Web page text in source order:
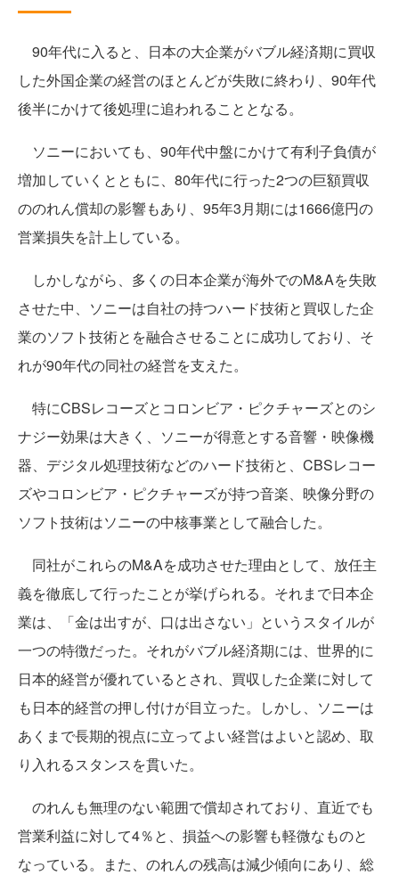
90年代に入ると、日本の大企業がバブル経済期に買収
した外国企業の経営のほとんどが失敗に終わり、90年代
後半にかけて後処理に追われることとなる。
ソニーにおいても、90年代中盤にかけて有利子負債が
増加していくとともに、80年代に行った2つの巨額買収
ののれん償却の影響もあり、95年3月期には1666億円の
営業損失を計上している。
しかしながら、多くの日本企業が海外でのM&Aを失敗
させた中、ソニーは自社の持つハード技術と買収した企
業のソフト技術とを融合させることに成功しており、そ
れが90年代の同社の経営を支えた。
特にCBSレコーズとコロンビア・ピクチャーズとのシ
ナジー効果は大きく、ソニーが得意とする音響・映像機
器、デジタル処理技術などのハード技術と、CBSレコー
ズやコロンビア・ピクチャーズが持つ音楽、映像分野の
ソフト技術はソニーの中核事業として融合した。
同社がこれらのM&Aを成功させた理由として、放任主
義を徹底して行ったことが挙げられる。それまで日本企
業は、「金は出すが、口は出さない」というスタイルが
一つの特徴だった。それがバブル経済期には、世界的に
日本的経営が優れているとされ、買収した企業に対して
も日本的経営の押し付けが目立った。しかし、ソニーは
あくまで長期的視点に立ってよい経営はよいと認め、取
り入れるスタンスを貫いた。
のれんも無理のない範囲で償却されており、直近でも
営業利益に対して4％と、損益への影響も軽微なものと
なっている。また、のれんの残高は減少傾向にあり、総